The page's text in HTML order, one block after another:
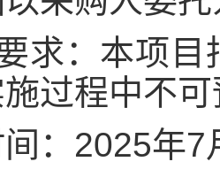
求：本项
过程中不
：2025年